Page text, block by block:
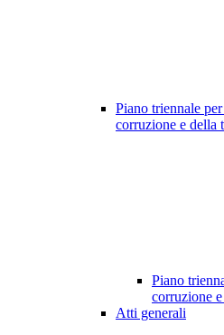
Piano triennale
corruzione e della
Piano
corruzione
Atti generali